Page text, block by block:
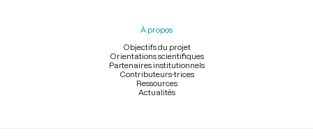
À propos
Objectifs du projet
Orientations scientifiques
Partenaires institutionnels
Contributeurs-trices
Ressources
Actualités